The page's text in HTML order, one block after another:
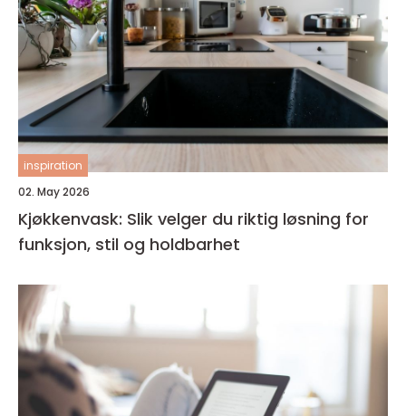
inspiration
02. May 2026
Kjøkkenvask: Slik velger du riktig løsning for
funksjon, stil og holdbarhet